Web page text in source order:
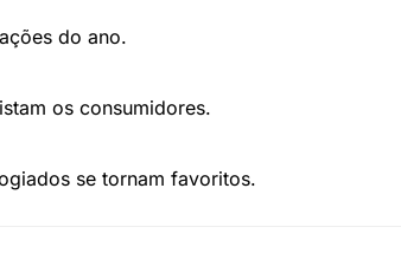
do ano.
os consumidores.
se tornam favoritos.